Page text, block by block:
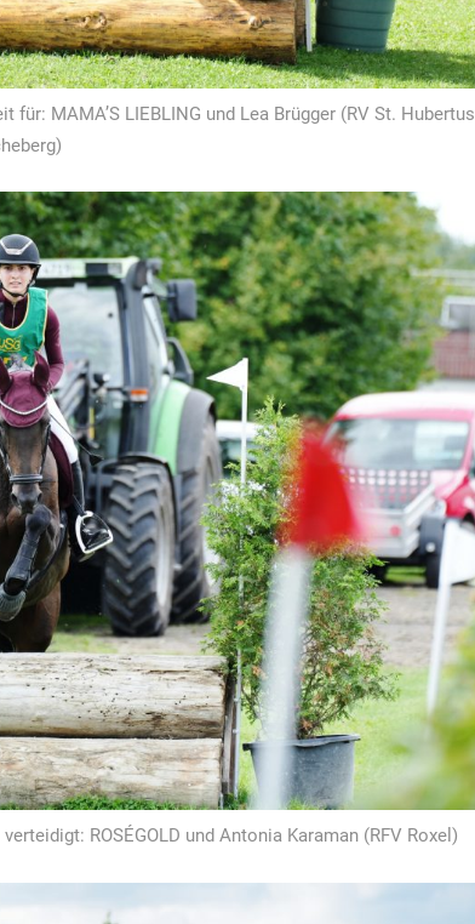
MAMA’S LIEBLING und Lea Brügger (RV St. Hubertus
ROSÉGOLD und Antonia Karaman (RFV Roxel)